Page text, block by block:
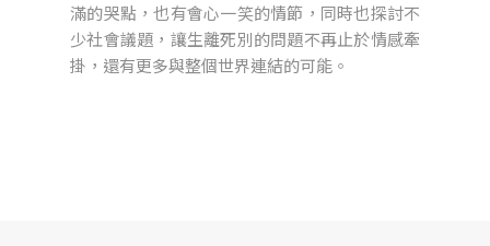
滿的哭點，也有會心一笑的情節，同時也探討不
少社會議題，讓生離死別的問題不再止於情感牽
掛，還有更多與整個世界連結的可能。